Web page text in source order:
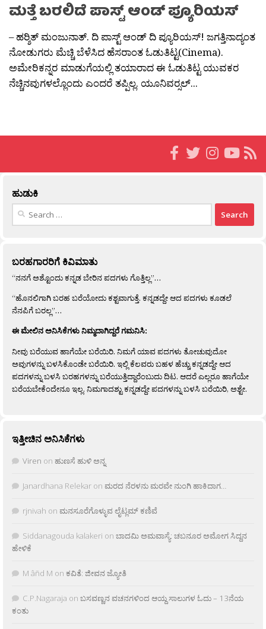
ಮತ್ತೆ ಬರಲಿದೆ ಪಾಸ್ಟ್ ಆಂಡ್ ಪ್ಯೂರಿಯಸ್
– ಹರ‍್ಶಿತ್ ಮಂಜುನಾತ್. ದಿ ಪಾಸ್ಟ್ ಆಂಡ್ ದಿ ಪ್ಯೂರಿಯಸ್! ಜಗತ್ತಿನಾದ್ಯಂತ
ನೋಡುಗರು ಮೆಚ್ಚಿ ಬೆಳೆಸಿದ ಹೆಸರಾಂತ ಓಡುತಿಟ್ಟ(Cinema).
ಅಮೇರಿಕನ್ನರ ಮಾಡುಗೆಯಲ್ಲಿ ತಯಾರಾದ ಈ ಓಡುತಿಟ್ಟ ಯುವಕರ
ನೆಚ್ಚಿನವುಗಳಲ್ಲೊಂದು ಎಂದರೆ ತಪ್ಪಿಲ್ಲ. ಯೂನಿವರ‍್ಸಲ್...
ಹುಡುಕಿ
Search
ಬರಹಗಾರರಿಗೆ ಕಿವಿಮಾತು
“ನನಗೆ ಅಶ್ಟೊಂದು ಕನ್ನಡ ಬೇರಿನ ಪದಗಳು ಗೊತ್ತಿಲ್ಲ”…
“ಹೊನಲಿಗಾಗಿ ಬರಹ ಬರೆಯೋದು ಕಶ್ಟವಾಗುತ್ತೆ. ಕನ್ನಡದ್ದೇ ಆದ ಪದಗಳು ಕೂಡಲೆ
ನೆನಪಿಗೆ ಬರಲ್ಲ”…
ಈ ಮೇಲಿನ ಅನಿಸಿಕೆಗಳು ನಿಮ್ಮದಾಗಿದ್ದರೆ ಗಮನಿಸಿ:
ನೀವು ಬರೆಯುವ ಹಾಗೆಯೇ ಬರೆಯಿರಿ. ನಿಮಗೆ ಯಾವ ಪದಗಳು ತೋಚುವುದೋ
ಅವುಗಳನ್ನು ಬಳಸಿಕೊಂಡೇ ಬರೆಯಿರಿ. ಇಲ್ಲಿ ಕೆಲವರು ಬಹಳ ಹೆಚ್ಚು ಕನ್ನಡದ್ದೇ ಆದ
ಪದಗಳನ್ನು ಬಳಸಿ ಬರಹಗಳನ್ನು ಬರೆಯುತ್ತಿದ್ದಾರೆಂಬುದು ದಿಟ. ಆದರೆ ಎಲ್ಲರೂ ಹಾಗೆಯೇ
ಬರೆಯಬೇಕೆಂದೇನೂ ಇಲ್ಲ. ನಿಮಗಾದಶ್ಟು ಕನ್ನಡದ್ದೇ ಪದಗಳನ್ನು ಬಳಸಿ ಬರೆಯಿರಿ, ಅಶ್ಟೇ.
ಇತ್ತೀಚಿನ ಅನಿಸಿಕೆಗಳು
Viren on ಹುಣಸೆ ಹುಳಿ ಅನ್ನ
Janardhana Relekar on ಮರದ ನೆರಳನು ಮರವೇ ನುಂಗಿ ಹಾಕಿದಾಗ…
rjnivah on ಮನಸೂರೆಗೊಳ್ಳುವ ಲೈಟ್ಲಮ್ ಕಣಿವೆ
Siddanagouda kalakeri on ಬಾದಮಿ ಅಮವಾಸ್ಯೆ: ಚಬನೂರ ಅಮೋಗ ಸಿದ್ದನ
ಹೇಳಿಕೆ
M âñd M on ಕವಿತೆ: ಜೀವನ ಜ್ಯೋತಿ
C.P.Nagaraja on ಬಸವಣ್ಣನ ವಚನಗಳಿಂದ ಆಯ್ದ ಸಾಲುಗಳ ಓದು – 13ನೆಯ
ಕಂತು